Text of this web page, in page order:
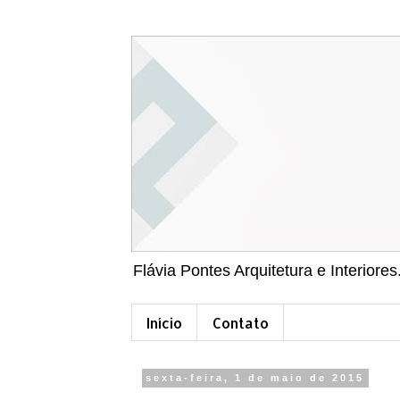
Flávia Pontes Arquitetura e
Início Contato
sexta-feira, 1 de maio de 2015